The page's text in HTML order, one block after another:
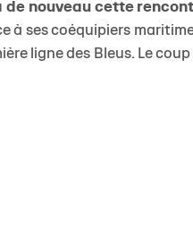
nouveau cette
à ses coéquipiers
ligne des Bleus. Le coup